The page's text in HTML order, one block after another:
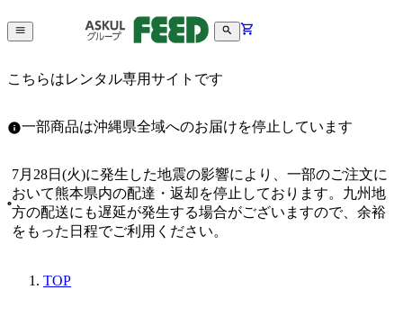
こちらはレンタル専用サイトです
一部商品は沖縄県全域へのお届けを停止しています
7月28日(火)に発生した地震の影響により、一部のご注文に
おいて熊本県内の配達・返却を停止しております。九州地
方の配送にも遅延が発生する場合がございますので、余裕
をもった日程でご利用ください。
TOP